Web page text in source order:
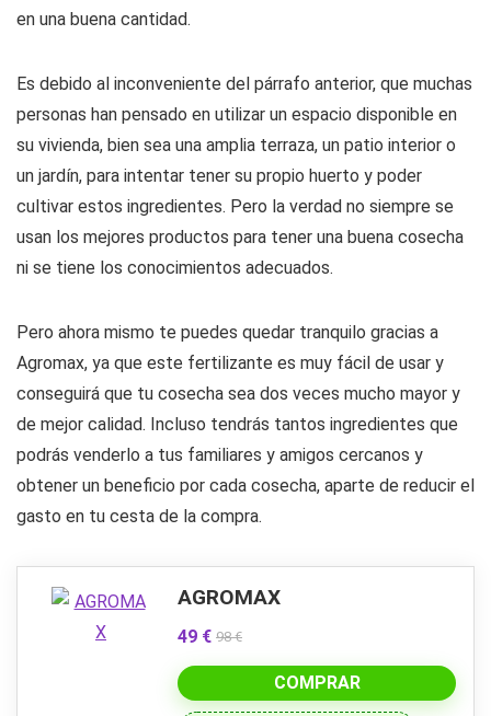
en una buena cantidad.
Es debido al inconveniente del párrafo anterior, que muchas
personas han pensado en utilizar un espacio disponible en
su vivienda, bien sea una amplia terraza, un patio interior o
un jardín, para intentar tener su propio huerto y poder
cultivar estos ingredientes. Pero la verdad no siempre se
usan los mejores productos para tener una buena cosecha
ni se tiene los conocimientos adecuados.
Pero ahora mismo te puedes quedar tranquilo gracias a
Agromax, ya que este fertilizante es muy fácil de usar y
conseguirá que tu cosecha sea dos veces mucho mayor y
de mejor calidad. Incluso tendrás tantos ingredientes que
podrás venderlo a tus familiares y amigos cercanos y
obtener un beneficio por cada cosecha, aparte de reducir el
gasto en tu cesta de la compra.
AGROMAX
49 € 98 €
COMPRAR